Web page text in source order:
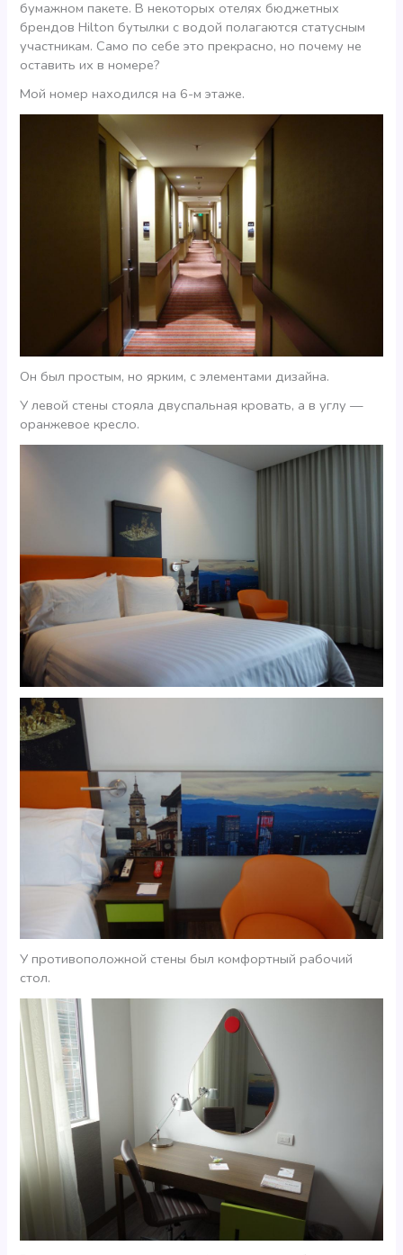
бумажном пакете. В некоторых отелях бюджетных
брендов Hilton бутылки с водой полагаются статусным
участникам. Само по себе это прекрасно, но почему не
оставить их в номере?
Мой номер находился на 6-м этаже.
Он был простым, но ярким, с элементами дизайна.
У левой стены стояла двуспальная кровать, а в углу —
оранжевое кресло.
У противоположной стены был комфортный рабочий
стол.